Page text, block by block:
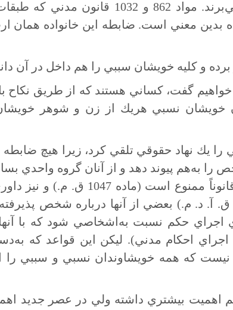
و همسر او، گروهي كه از يكديگر ارث مي‌برند. مواد 862 و 1032
بدين معني است. ضابطه اين خانواده همان
و كليه خويشان سببي را هم داخل در آن
خواهيم گفت، كساني هستند كه از طريق
خويشان نسبي هريك از زن و شوهر
را يك نهاد حقوقي تلقي كرد، زيرا هيچ ضابطه
به‌هم پيوند دهد و از آنان گروه واحدي
ندارد. البته نكاح با بعضي از اقرباء سببي قانوناً ممنوع است
ق. آ.د.م.) و رسيدگي قضايي (ماده 91 ق. آ. د. م.) بعضي از آنها درباره شخص
اجراي حكم نسبت به‌اشخاصي شود كه با
معيني دارد (ماده 28 قانون اجراي احكام مدني). ليكن اين قواعد كه
نيست كه همه خويشاوندان نسبي و سببي را
اهميت بيشتري داشته ولي در عصر جديد